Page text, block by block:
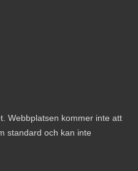
Webbplatsen kommer inte att
standard och kan inte
19
AD-
AD: Pilot
sommaren